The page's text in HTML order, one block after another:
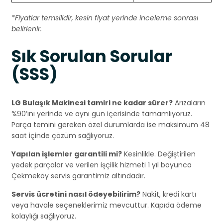
*Fiyatlar temsilidir, kesin fiyat yerinde inceleme sonrası
belirlenir.
Sık Sorulan Sorular
(SSS)
LG Bulaşık Makinesi tamiri ne kadar sürer? Arızaların
%90’ını yerinde ve aynı gün içerisinde tamamlıyoruz.
Parça temini gereken özel durumlarda ise maksimum 48
saat içinde çözüm sağlıyoruz.
Yapılan işlemler garantili mi? Kesinlikle. Değiştirilen
yedek parçalar ve verilen işçilik hizmeti 1 yıl boyunca
Çekmeköy servis garantimiz altındadır.
Servis ücretini nasıl ödeyebilirim? Nakit, kredi kartı
veya havale seçeneklerimiz mevcuttur. Kapıda ödeme
kolaylığı sağlıyoruz.